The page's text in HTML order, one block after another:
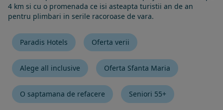
4 km si cu o promenada ce isi asteapta turistii an de an
pentru plimbari in serile racoroase de vara.
Paradis Hotels Oferta verii
Alege all inclusive Oferta Sfanta Maria
O saptamana de refacere Seniori 55+